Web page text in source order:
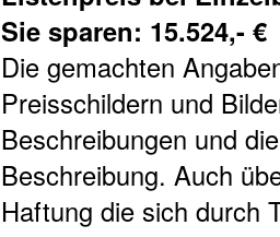
Sie sparen: 15.524,- €
Die gemachten
Preisschildern und
Beschreibungen und
Beschreibung. Auch
Haftung die sich durch